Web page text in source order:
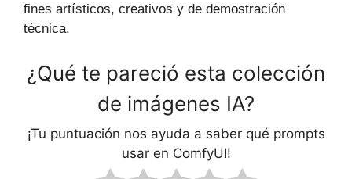
fines artísticos, creativos y de demostración
técnica.
¿Qué te pareció esta colección
de imágenes IA?
¡Tu puntuación nos ayuda a saber qué prompts
usar en ComfyUI!